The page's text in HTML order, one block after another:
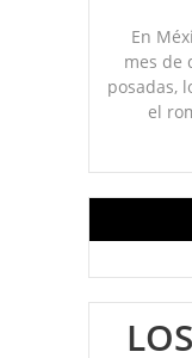
En
mes de
posadas,
el